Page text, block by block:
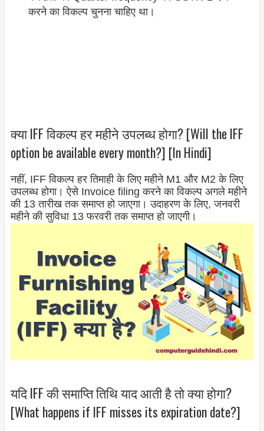
करने का विकल्प चुनना चाहिए था।
क्या IFF विकल्प हर महीने उपलब्ध होगा? [Will the IFF
option be available every month?] [In Hindi]
नहीं, IFF विकल्प हर तिमाही के लिए महीने M1 और M2 के लिए
उपलब्ध होगा। ऐसे Invoice filing करने का विकल्प अगले महीने
की 13 तारीख तक समाप्त हो जाएगा। उदाहरण के लिए, जनवरी
महीने की सुविधा 13 फरवरी तक समाप्त हो जाएगी।
यदि IFF की समाप्ति तिथि याद आती है तो क्या होगा?
[What happens if IFF misses its expiration date?]